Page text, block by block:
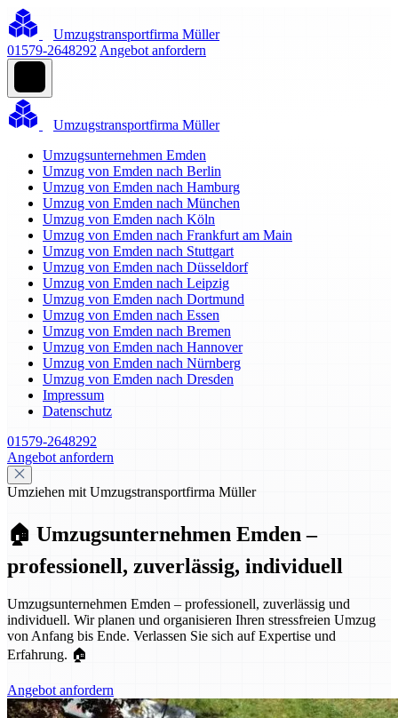
Umzugstransportfirma Müller
01579-2648292 Angebot anfordern
Umzugstransportfirma Müller
Umzugsunternehmen Emden
Umzug von Emden nach Berlin
Umzug von Emden nach Hamburg
Umzug von Emden nach München
Umzug von Emden nach Köln
Umzug von Emden nach Frankfurt am Main
Umzug von Emden nach Stuttgart
Umzug von Emden nach Düsseldorf
Umzug von Emden nach Leipzig
Umzug von Emden nach Dortmund
Umzug von Emden nach Essen
Umzug von Emden nach Bremen
Umzug von Emden nach Hannover
Umzug von Emden nach Nürnberg
Umzug von Emden nach Dresden
Impressum
Datenschutz
01579-2648292
Angebot anfordern
Umziehen mit Umzugstransportfirma Müller
🏠 Umzugsunternehmen Emden –
professionell, zuverlässig, individuell
Umzugsunternehmen Emden – professionell, zuverlässig und
individuell. Wir planen und organisieren Ihren stressfreien Umzug
von Anfang bis Ende. Verlassen Sie sich auf Expertise und
Erfahrung. 🏠
Angebot anfordern